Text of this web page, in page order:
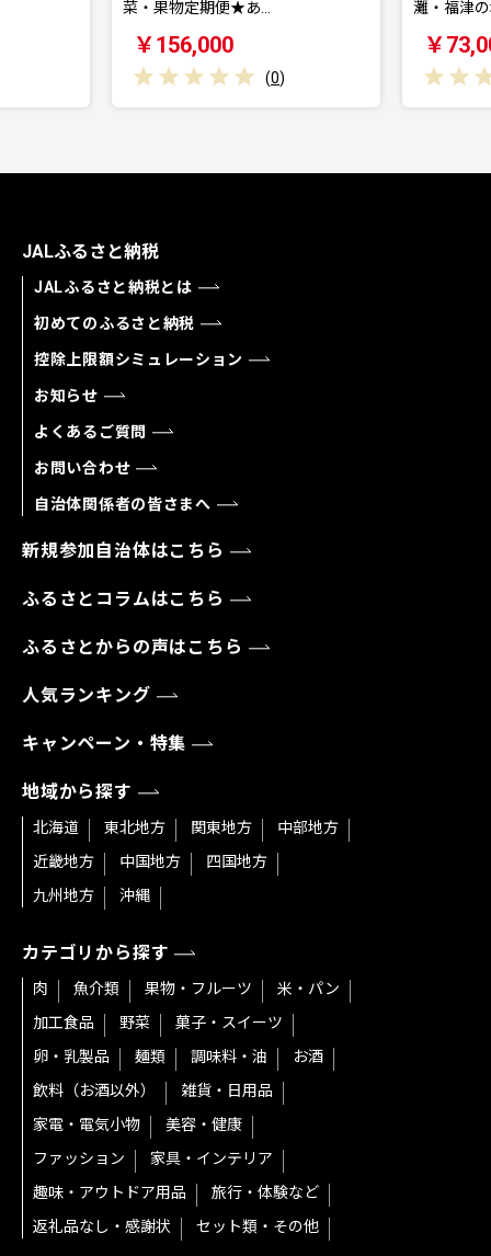
菜・果物定期便★あ…
￥156,000
(0)
灘・福津の地
￥73,000
JALふるさと納税
JALふるさと納税とは
初めてのふるさと納税
控除上限額シミュレーション
お知らせ
よくあるご質問
お問い合わせ
自治体関係者の皆さまへ
新規参加自治体はこちら
ふるさとコラムはこちら
ふるさとからの声はこちら
人気ランキング
キャンペーン・特集
地域から探す
北海道 東北地方 関東地方
中部地方
近畿地方
中国地方
四国地方
九州地方
沖縄
カテゴリから探す
肉 魚介類 果物・フルーツ
米・パン
加工食品
野菜
菓子・スイーツ
卵・乳製品
麺類 調味料・油
お酒
飲料（お酒以外）
雑貨・日用品
家電・電気小物
美容・健康
ファッション
家具・インテリア
趣味・アウトドア用品
旅行・体験など
返礼品なし・感謝状
セット類・その他